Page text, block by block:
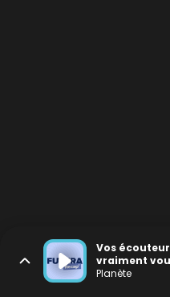
Vos
vraiment
Planète